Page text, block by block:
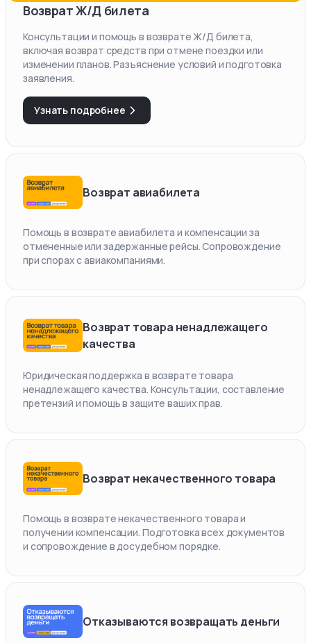
Возврат Ж/Д билета
Консультации и помощь в возврате Ж/Д билета,
включая возврат средств при отмене поездки или
изменении планов. Разъяснение условий и подготовка
заявления.
Узнать подробнее
Возврат авиабилета
Помощь в возврате авиабилета и компенсации за
отмененные или задержанные рейсы. Сопровождение
при спорах с авиакомпаниями.
Возврат товара ненадлежащего
качества
Юридическая поддержка в возврате товара
ненадлежащего качества. Консультации, составление
претензий и помощь в защите ваших прав.
Возврат некачественного товара
Помощь в возврате некачественного товара и
получении компенсации. Подготовка всех документов
и сопровождение в досудебном порядке.
Отказываются возвращать деньги